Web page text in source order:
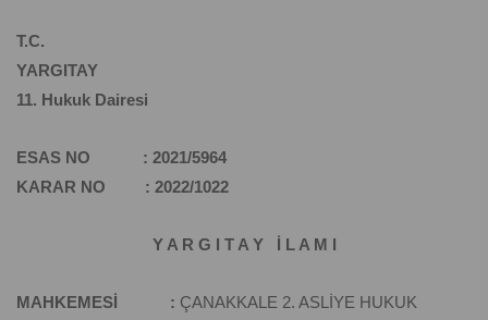
T.C.
YARGITAY
11. Hukuk Dairesi
ESAS NO : 2021/5964
KARAR NO : 2022/1022
Y A R G I T A Y İ L A M I
MAHKEMESİ : ÇANAKKALE 2. ASLİYE HUKUK